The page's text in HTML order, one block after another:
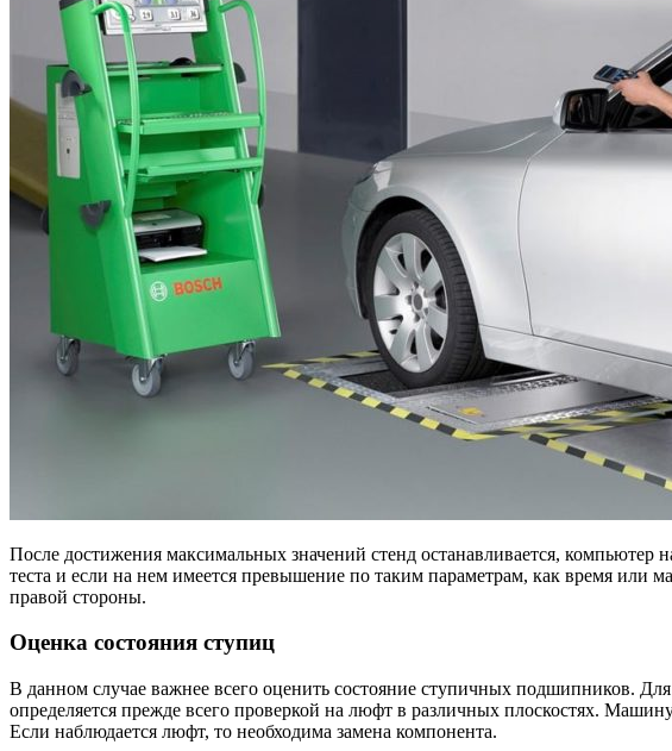
После достижения максимальных значений стенд останавливается,
теста и если на нем имеется превышение по таким параметрам, как время или
правой стороны.
Оценка состояния ступиц
В данном случае важнее всего оценить состояние ступичных подшипников.
определяется прежде всего проверкой на люфт в различных плоскостях.
Если наблюдается люфт, то необходима замена компонента.